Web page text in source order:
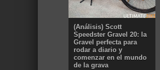
(Análisis) Scott
Speedster Gravel 20: la
Gravel perfecta para
rodar a diario y
comenzar en el mundo
de la grava